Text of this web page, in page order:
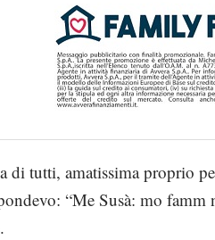
di tutti, amatissima proprio
“Me Susà: mo